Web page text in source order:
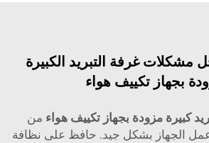
التبريد الكبيرة
تكييف هواء
بجهاز تكييف هواءمن
بشكل جيد. حافظ على نظافة